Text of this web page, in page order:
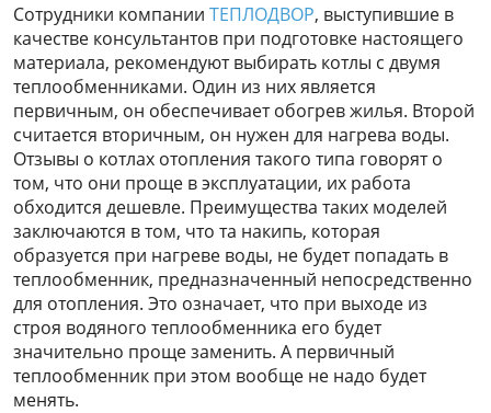
Сотрудники компании ТЕПЛОДВОР, выступившие в
качестве консультантов при подготовке настоящего
материала, рекомендуют выбирать котлы с двумя
теплообменниками. Один из них является
первичным, он обеспечивает обогрев жилья. Второй
считается вторичным, он нужен для нагрева воды.
Отзывы о котлах отопления такого типа говорят о
том, что они проще в эксплуатации, их работа
обходится дешевле. Преимущества таких моделей
заключаются в том, что та накипь, которая
образуется при нагреве воды, не будет попадать в
теплообменник, предназначенный непосредственно
для отопления. Это означает, что при выходе из
строя водяного теплообменника его будет
значительно проще заменить. А первичный
теплообменник при этом вообще не надо будет
менять.